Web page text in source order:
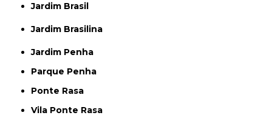
Jardim Brasil
Jardim Brasilina
Jardim Penha
Parque Penha
Ponte Rasa
Vila Ponte Rasa